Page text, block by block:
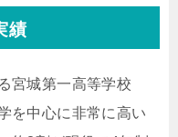
績
宮城第一高等学校
を中心に非常に高い